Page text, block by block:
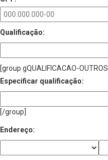
Qualificação:
[group gQUALIFICACAO-OUTROS]
Especificar qualificação:
[/group]
Endereço: